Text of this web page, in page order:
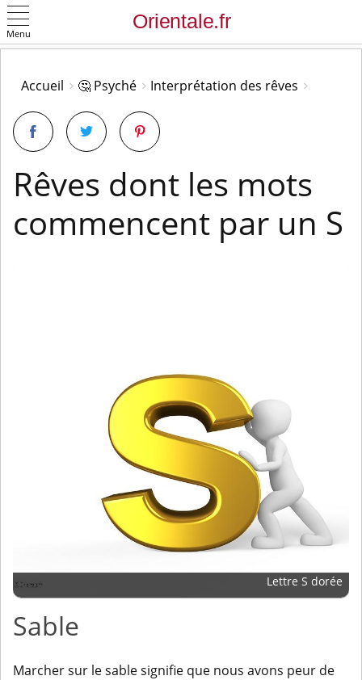
Menu
Accueil 🤔 Psyché Interprétation des rêves
Rêves dont les mots
commencent par un S
Lettre S dorée
Sable
Marcher sur le sable signifie que nous avons peur de